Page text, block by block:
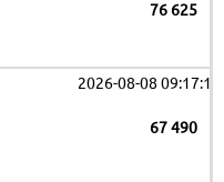
76 625
2026-08-08 09:17:19
67 490